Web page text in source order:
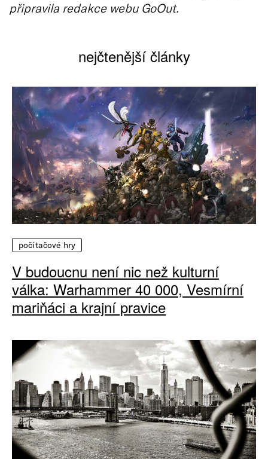
připravila redakce webu GoOut.
nejčtenější články
počítačové hry
V budoucnu není nic než kulturní
válka: Warhammer 40 000, Vesmírní
mariňáci a krajní pravice